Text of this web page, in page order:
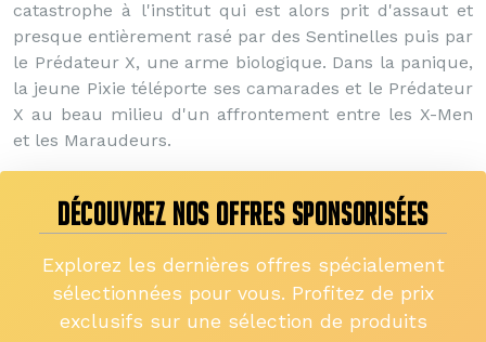
catastrophe à l'institut qui est alors prit d'assaut et
presque entièrement rasé par des Sentinelles puis par
le Prédateur X, une arme biologique. Dans la panique,
la jeune Pixie téléporte ses camarades et le Prédateur
X au beau milieu d'un affrontement entre les X-Men
et les Maraudeurs.
DÉCOUVREZ NOS OFFRES SPONSORISÉES
Explorez les dernières offres spécialement
sélectionnées pour vous. Profitez de prix
exclusifs sur une sélection de produits